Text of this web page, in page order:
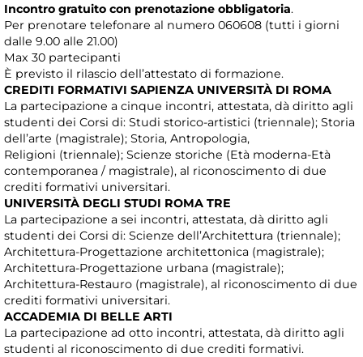
Incontro gratuito con prenotazione obbligatoria.
Per prenotare telefonare al numero 060608 (tutti i giorni
dalle 9.00 alle 21.00)
Max 30 partecipanti
È previsto il rilascio dell’attestato di formazione.
CREDITI FORMATIVI SAPIENZA UNIVERSITÀ DI ROMA
La partecipazione a cinque incontri, attestata, dà diritto agli
studenti dei Corsi di: Studi storico-artistici (triennale); Storia
dell’arte (magistrale); Storia, Antropologia,
Religioni (triennale); Scienze storiche (Età moderna-Età
contemporanea / magistrale), al riconoscimento di due
crediti formativi universitari.
UNIVERSITÀ DEGLI STUDI ROMA TRE
La partecipazione a sei incontri, attestata, dà diritto agli
studenti dei Corsi di: Scienze dell’Architettura (triennale);
Architettura-Progettazione architettonica (magistrale);
Architettura-Progettazione urbana (magistrale);
Architettura-Restauro (magistrale), al riconoscimento di due
crediti formativi universitari.
ACCADEMIA DI BELLE ARTI
La partecipazione ad otto incontri, attestata, dà diritto agli
studenti al riconoscimento di due crediti formativi.